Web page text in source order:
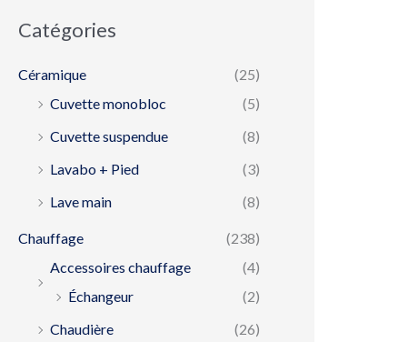
Catégories
Céramique
(25)
Cuvette monobloc
(5)
Cuvette suspendue
(8)
Lavabo + Pied
(3)
Lave main
(8)
Chauffage
(238)
Accessoires chauffage
(4)
Échangeur
(2)
Chaudière
(26)